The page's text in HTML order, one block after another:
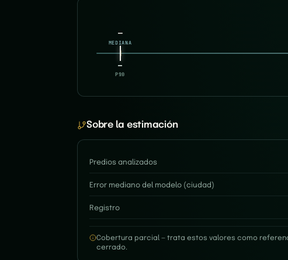
—
P10
—
MEDIANA
—
P90
Sobre la estimación
Predios analizados
Error mediano del modelo (ciudad)
Registro
Cobertura parcial — trata estos valores como
cerrado.